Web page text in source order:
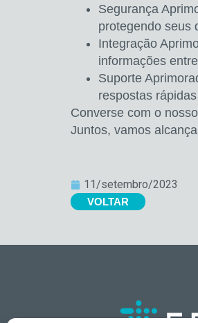
Segurança
protegendo seus
Integração
informações
Suporte
respostas
Converse com o nosso
Juntos, vamos
11/setembro/2023
VOLTAR